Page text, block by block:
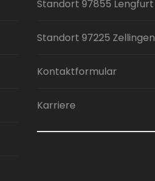
Standort 97855 Lengfurt
Standort 97225 Zellingen
Kontaktformular
Karriere